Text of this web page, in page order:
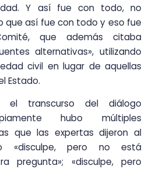
Y así fue con todo, no
que así fue con todo y eso fue
que además citaba
alternativas», utilizando
civil en lugar de aquellas
Estado.
el transcurso del diálogo
hubo múltiples
que las expertas dijeron al
«disculpe, pero no está
pregunta»; «disculpe, pero